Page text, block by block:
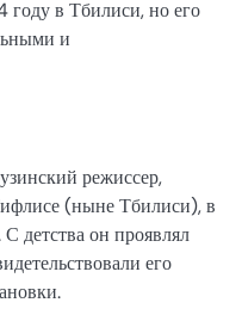
году в Тбилиси, но его
и
режиссер,
(ныне Тбилиси), в
С детства он проявлял
его